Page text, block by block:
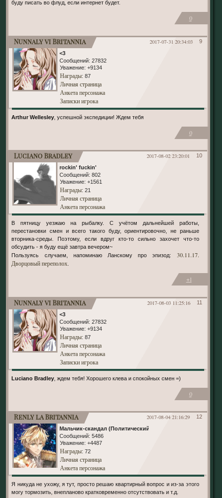
буду писать во флуд, если интернет будет.
0
9
2017-07-31 20:34:03
Nunnaly vi Britannia
<3
Сообщений: 27832
Уважение: +9134
Награды: 87
Личная страница
Анкета персонажа
Записки игрока
Arthur Wellesley , успешной экспедиции! Ждем тебя
0
10
2017-08-02 23:20:01
Luciano Bradley
rockin' fuckin'
Сообщений: 802
Уважение: +1561
Награды: 21
Личная страница
Анкета персонажа
В пятницу уезжаю на рыбалку. С учётом дальнейшей работы,
перестановки смен и всего такого буду, ориентировочно, не раньше
вторника-среды. Поэтому, если вдруг кто-то сильно захочет что-то
обсудить - я буду ещё завтра вечером~
Пользуясь случаем, напоминаю Ланскому про эпизод: 30.11.17.
Дворцовый переполох
+1
11
2017-08-03 11:25:16
Nunnaly vi Britannia
<3
Сообщений: 27832
Уважение: +9134
Награды: 87
Личная страница
Анкета персонажа
Записки игрока
Luciano Bradley , ждем тебя! Хорошего клева и спокойных смен =)
0
12
2017-08-04 21:16:29
Renly la Britannia
Мальчик-скандал (Политический)
Сообщений: 5486
Уважение: +4487
Награды: 72
Личная страница
Анкета персонажа
Я никуда не ухожу, я тут, просто решаю квартирный вопрос и из-за этого
могу тормозить, внепланово кратковременно отсутствовать и т.д.